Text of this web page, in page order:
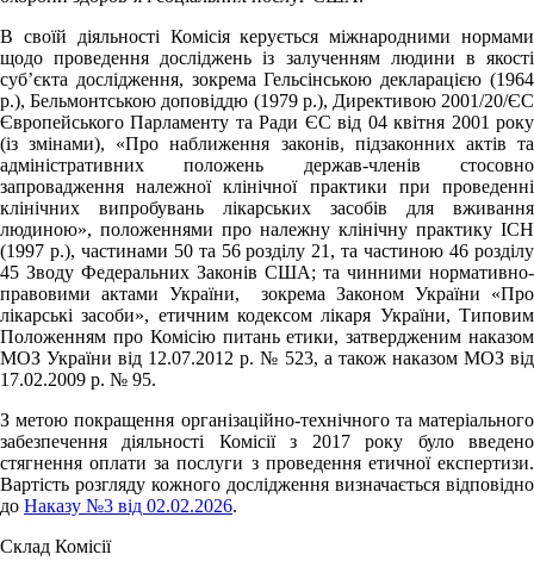
В своїй діяльності Комісія керується міжнародними нормами
щодо проведення досліджень із залученням людини в якості
суб’єкта дослідження, зокрема Гельсінською декларацією (1964
р.), Бельмонтською доповіддю (1979 р.), Директивою 2001/20/ЄС
Європейського Парламенту та Ради ЄС від 04 квітня 2001 року
(із змінами), «Про наближення законів, підзаконних актів та
адміністративних положень держав-членів стосовно
запровадження належної клінічної практики при проведенні
клінічних випробувань лікарських засобів для вживання
людиною», положеннями про належну клінічну практику ICH
(1997 р.), частинами 50 та 56 розділу 21, та частиною 46 розділу
45 Зводу Федеральних Законів США; та чинними нормативно-
правовими актами України, зокрема Законом України «Про
лікарські засоби», етичним кодексом лікаря України, Типовим
Положенням про Комісію питань етики, затвердженим наказом
МОЗ України від 12.07.2012 р. № 523, а також наказом МОЗ від
17.02.2009 р. № 95.
З метою покращення організаційно-технічного та матеріального
забезпечення діяльності Комісії з 2017 року було введено
стягнення оплати за послуги з проведення етичної експертизи.
Вартість розгляду кожного дослідження визначається відповідно
до Наказу №3 від 02.02.2026.
Склад Комісії